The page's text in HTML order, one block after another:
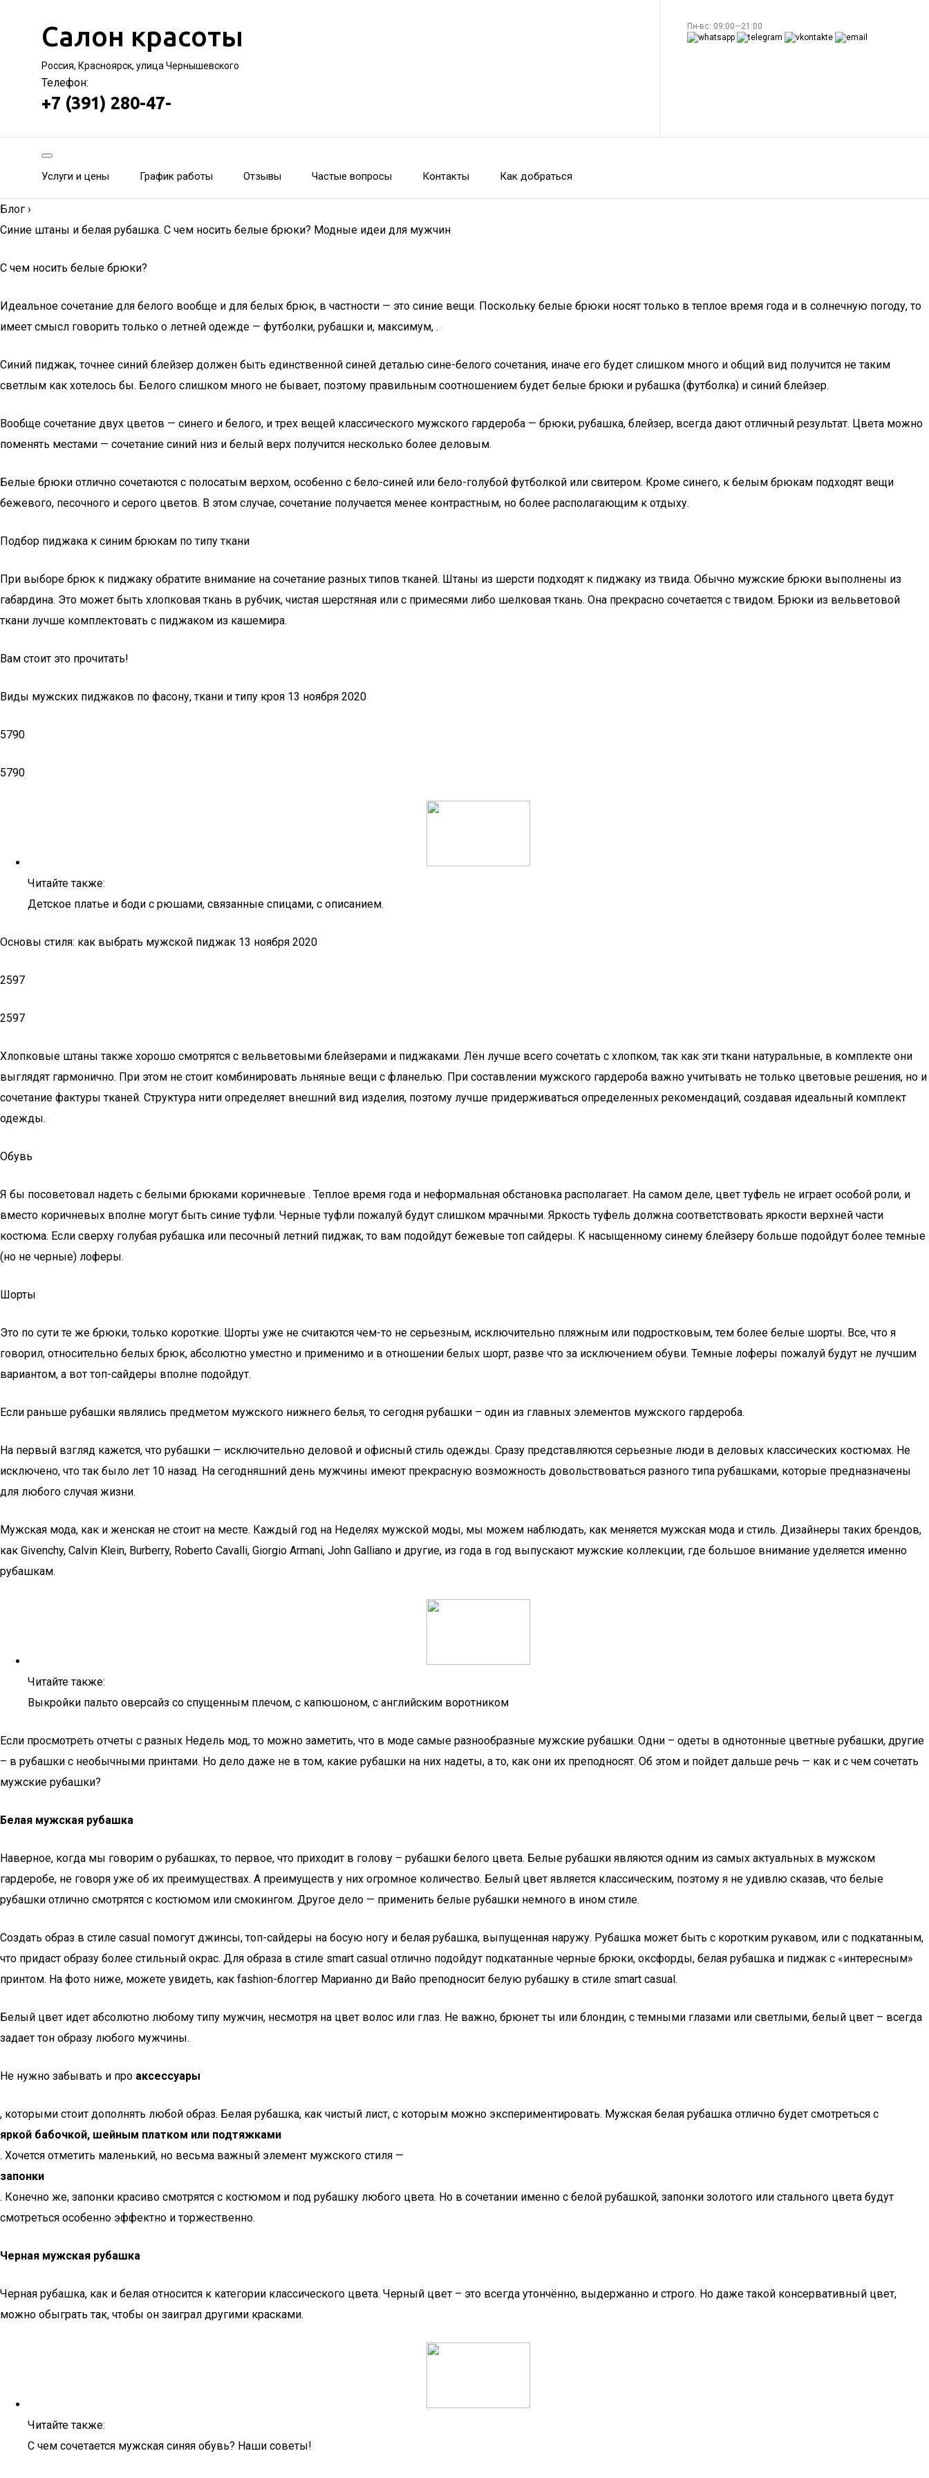
Салон красоты
Россия, Красноярск, улица Чернышевского
Телефон:
+7 (391) 280-47-
Пн-вс: 09:00—21:00
Услуги и цены График работы Отзывы Частые вопросы Контакты Как добраться
Блог ›
Синие штаны и белая рубашка. С чем носить белые брюки? Модные идеи для мужчин
С чем носить белые брюки?
Идеальное сочетание для белого вообще и для белых брюк, в частности — это синие вещи. Поскольку белые брюки носят только в теплое время года и в солнечную погоду, то
имеет смысл говорить только о летней одежде — футболки, рубашки и, максимум, .
Синий пиджак, точнее синий блейзер должен быть единственной синей деталью сине-белого сочетания, иначе его будет слишком много и общий вид получится не таким
светлым как хотелось бы. Белого слишком много не бывает, поэтому правильным соотношением будет белые брюки и рубашка (футболка) и синий блейзер.
Вообще сочетание двух цветов — синего и белого, и трех вещей классического мужского гардероба — брюки, рубашка, блейзер, всегда дают отличный результат. Цвета можно
поменять местами — сочетание синий низ и белый верх получится несколько более деловым.
Белые брюки отлично сочетаются с полосатым верхом, особенно с бело-синей или бело-голубой футболкой или свитером. Кроме синего, к белым брюкам подходят вещи
бежевого, песочного и серого цветов. В этом случае, сочетание получается менее контрастным, но более располагающим к отдыху.
Подбор пиджака к синим брюкам по типу ткани
При выборе брюк к пиджаку обратите внимание на сочетание разных типов тканей. Штаны из шерсти подходят к пиджаку из твида. Обычно мужские брюки выполнены из
габардина. Это может быть хлопковая ткань в рубчик, чистая шерстяная или с примесями либо шелковая ткань. Она прекрасно сочетается с твидом. Брюки из вельветовой
ткани лучше комплектовать с пиджаком из кашемира.
Вам стоит это прочитать!
Виды мужских пиджаков по фасону, ткани и типу кроя 13 ноября 2020
5790
5790
Читайте также:
Детское платье и боди с рюшами, связанные спицами, с описанием.
Основы стиля: как выбрать мужской пиджак 13 ноября 2020
2597
2597
Хлопковые штаны также хорошо смотрятся с вельветовыми блейзерами и пиджаками. Лён лучше всего сочетать с хлопком, так как эти ткани натуральные, в комплекте они
выглядят гармонично. При этом не стоит комбинировать льняные вещи с фланелью. При составлении мужского гардероба важно учитывать не только цветовые решения, но и
сочетание фактуры тканей. Структура нити определяет внешний вид изделия, поэтому лучше придерживаться определенных рекомендаций, создавая идеальный комплект
одежды.
Обувь
Я бы посоветовал надеть с белыми брюками коричневые . Теплое время года и неформальная обстановка располагает. На самом деле, цвет туфель не играет особой роли, и
вместо коричневых вполне могут быть синие туфли. Черные туфли пожалуй будут слишком мрачными. Яркость туфель должна соответствовать яркости верхней части
костюма. Если сверху голубая рубашка или песочный летний пиджак, то вам подойдут бежевые топ сайдеры. К насыщенному синему блейзеру больше подойдут более темные
(но не черные) лоферы.
Шорты
Это по сути те же брюки, только короткие. Шорты уже не считаются чем-то не серьезным, исключительно пляжным или подростковым, тем более белые шорты. Все, что я
говорил, относительно белых брюк, абсолютно уместно и применимо и в отношении белых шорт, разве что за исключением обуви. Темные лоферы пожалуй будут не лучшим
вариантом, а вот топ-сайдеры вполне подойдут.
Если раньше рубашки являлись предметом мужского нижнего белья, то сегодня рубашки – один из главных элементов мужского гардероба.
На первый взгляд кажется, что рубашки — исключительно деловой и офисный стиль одежды. Сразу представляются серьезные люди в деловых классических костюмах. Не
исключено, что так было лет 10 назад. На сегодняшний день мужчины имеют прекрасную возможность довольствоваться разного типа рубашками, которые предназначены
для любого случая жизни.
Мужская мода, как и женская не стоит на месте. Каждый год на Неделях мужской моды, мы можем наблюдать, как меняется мужская мода и стиль. Дизайнеры таких брендов,
как Givenchy, Calvin Klein, Burberry, Roberto Cavalli, Giorgio Armani, John Galliano и другие, из года в год выпускают мужские коллекции, где большое внимание уделяется именно
рубашкам.
Читайте также:
Выкройки пальто оверсайз со спущенным плечом, с капюшоном, с английским воротником
Если просмотреть отчеты с разных Недель мод, то можно заметить, что в моде самые разнообразные мужские рубашки. Одни – одеты в однотонные цветные рубашки, другие
– в рубашки с необычными принтами. Но дело даже не в том, какие рубашки на них надеты, а то, как они их преподносят. Об этом и пойдет дальше речь — как и с чем сочетать
мужские рубашки?
Белая мужская рубашка
Наверное, когда мы говорим о рубашках, то первое, что приходит в голову – рубашки белого цвета. Белые рубашки являются одним из самых актуальных в мужском
гардеробе, не говоря уже об их преимуществах. А преимуществ у них огромное количество. Белый цвет является классическим, поэтому я не удивлю сказав, что белые
рубашки отлично смотрятся с костюмом или смокингом. Другое дело — применить белые рубашки немного в ином стиле.
Создать образ в стиле casual помогут джинсы, топ-сайдеры на босую ногу и белая рубашка, выпущенная наружу. Рубашка может быть с коротким рукавом, или с подкатанным,
что придаст образу более стильный окрас. Для образа в стиле smart casual отлично подойдут подкатанные черные брюки, оксфорды, белая рубашка и пиджак с «интересным»
принтом. На фото ниже, можете увидеть, как fashion-блоггер Марианно ди Вайо преподносит белую рубашку в стиле smart casual.
Белый цвет идет абсолютно любому типу мужчин, несмотря на цвет волос или глаз. Не важно, брюнет ты или блондин, с темными глазами или светлыми, белый цвет – всегда
задает тон образу любого мужчины.
Не нужно забывать и про аксессуары
, которыми стоит дополнять любой образ. Белая рубашка, как чистый лист, с которым можно экспериментировать. Мужская белая рубашка отлично будет смотреться с
яркой бабочкой, шейным платком или подтяжками
. Хочется отметить маленький, но весьма важный элемент мужского стиля —
запонки
. Конечно же, запонки красиво смотрятся с костюмом и под рубашку любого цвета. Но в сочетании именно с белой рубашкой, запонки золотого или стального цвета будут
смотреться особенно эффектно и торжественно.
Черная мужская рубашка
Черная рубашка, как и белая относится к категории классического цвета. Черный цвет – это всегда утончённо, выдержанно и строго. Но даже такой консервативный цвет,
можно обыграть так, чтобы он заиграл другими красками.
Читайте также:
С чем сочетается мужская синяя обувь? Наши советы!